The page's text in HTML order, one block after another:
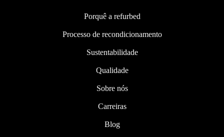
Porquê a refurbed
Processo de recondicionamento
Sustentabilidade
Qualidade
Sobre nós
Carreiras
Blog